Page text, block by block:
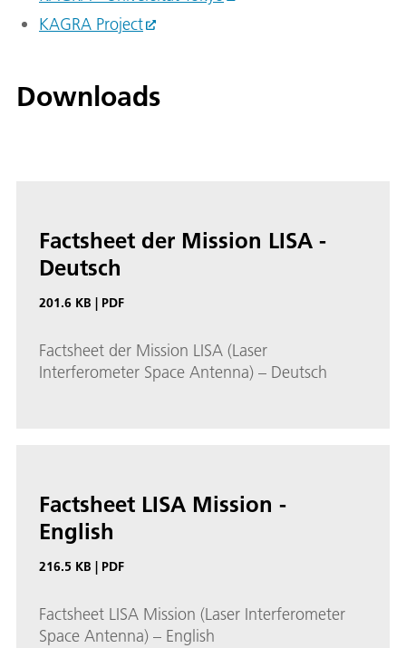
KAGRA Project
Downloads
Factsheet der Mission LISA -
Deutsch
201.6 KB | PDF
Factsheet der Mission LISA (Laser
Interferometer Space Antenna) – Deutsch
Factsheet LISA Mission -
English
216.5 KB | PDF
Factsheet LISA Mission (Laser Interferometer
Space Antenna) – English